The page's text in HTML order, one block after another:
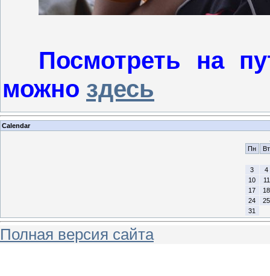
Посмотреть на
можно здесь
Calendar
Пн
Вт
3
4
10
11
17
18
24
25
31
Полная версия сайта